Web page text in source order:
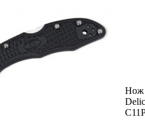
Нож